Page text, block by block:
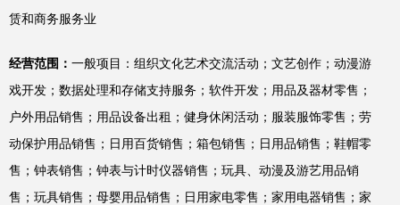
赁和商务服务业
经营范围： 一般项目：组织文化艺术交流活动；文艺创作；动漫游
戏开发；数据处理和存储支持服务；软件开发；用品及器材零售；
户外用品销售；用品设备出租；健身休闲活动；服装服饰零售；劳
动保护用品销售；日用百货销售；箱包销售；日用品销售；鞋帽零
售；钟表销售；钟表与计时仪器销售；玩具、动漫及游艺用品销
售；玩具销售；母婴用品销售；日用家电零售；家用电器销售；家